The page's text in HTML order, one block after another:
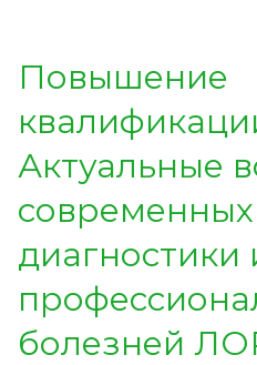
Повышение
Актуальные
диагностики
болезней